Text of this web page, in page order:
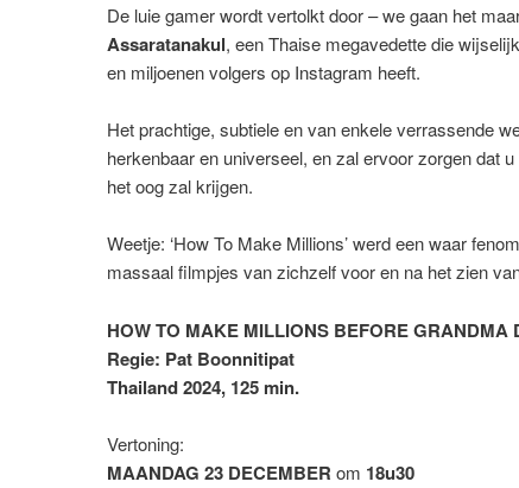
De luie gamer wordt vertolkt door – we gaan het
Assaratanakul, een Thaise megavedette die
en miljoenen volgers op Instagram heeft.
Het prachtige, subtiele en van enkele verrassende
herkenbaar en universeel, en zal ervoor zorgen dat
het oog zal krijgen.
Weetje: ‘How To Make Millions’ werd een waar
massaal filmpjes van zichzelf voor en na het zien
HOW TO MAKE MILLIONS BEFORE GRANDMA
Regie: Pat Boonnitipat
Thailand 2024, 125 min.
Vertoning:
MAANDAG 23 DECEMBER om 18u30